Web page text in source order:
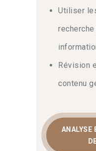
Utiliser
Révision
contenu
ANALYSE